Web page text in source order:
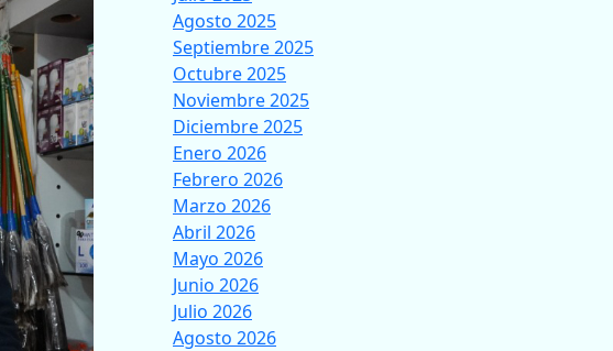
Agosto 2025
Septiembre 2025
Octubre 2025
Noviembre 2025
Diciembre 2025
Enero 2026
Febrero 2026
Marzo 2026
Abril 2026
Mayo 2026
Junio 2026
Julio 2026
Agosto 2026